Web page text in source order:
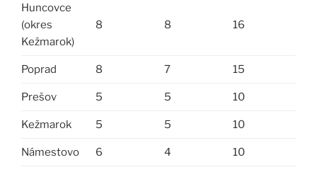
Huncovce
(okres
Kežmarok)
8 8 16
Poprad 8 7 15
Prešov 5 5 10
Kežmarok 5 5 10
Námestovo 6 4 10